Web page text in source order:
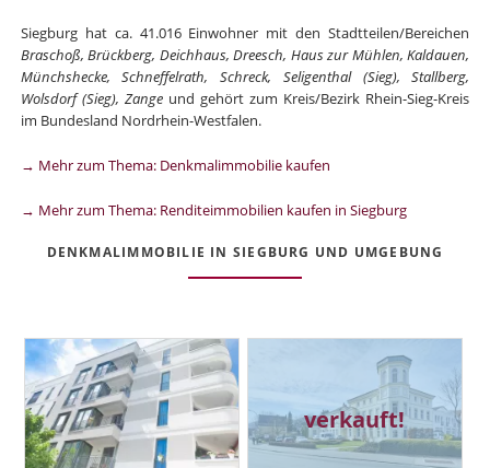
Siegburg hat ca. 41.016 Einwohner mit den Stadtteilen/Bereichen
Braschoß, Brückberg, Deichhaus, Dreesch, Haus zur Mühlen, Kaldauen,
Münchshecke, Schneffelrath, Schreck, Seligenthal (Sieg), Stallberg,
Wolsdorf (Sieg), Zangeund gehört zum Kreis/Bezirk Rhein-Sieg-Kreis
im Bundesland Nordrhein-Westfalen.
→ Mehr zum Thema: Denkmalimmobilie kaufen
→ Mehr zum Thema: Renditeimmobilien kaufen in Siegburg
DENKMALIMMOBILIE IN SIEGBURG UND UMGEBUNG
verkauft!